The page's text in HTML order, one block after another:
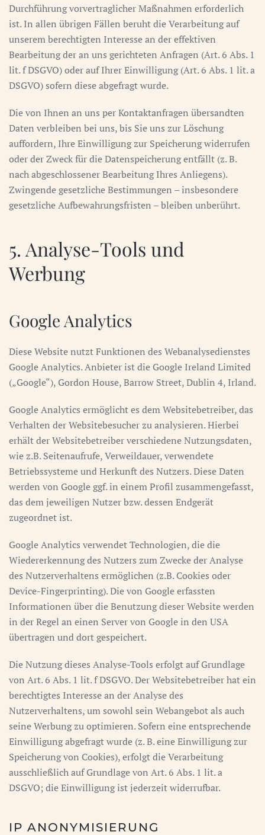
Durchführung vorvertraglicher Maßnahmen erforderlich
ist. In allen übrigen Fällen beruht die Verarbeitung auf
unserem berechtigten Interesse an der effektiven
Bearbeitung der an uns gerichteten Anfragen (Art. 6 Abs. 1
lit. f DSGVO) oder auf Ihrer Einwilligung (Art. 6 Abs. 1 lit. a
DSGVO) sofern diese abgefragt wurde.
Die von Ihnen an uns per Kontaktanfragen übersandten
Daten verbleiben bei uns, bis Sie uns zur Löschung
auffordern, Ihre Einwilligung zur Speicherung widerrufen
oder der Zweck für die Datenspeicherung entfällt (z. B.
nach abgeschlossener Bearbeitung Ihres Anliegens).
Zwingende gesetzliche Bestimmungen – insbesondere
gesetzliche Aufbewahrungsfristen – bleiben unberührt.
5. Analyse-Tools und
Werbung
Google Analytics
Diese Website nutzt Funktionen des Webanalysedienstes
Google Analytics. Anbieter ist die Google Ireland Limited
(„Google“), Gordon House, Barrow Street, Dublin 4, Irland.
Google Analytics ermöglicht es dem Websitebetreiber, das
Verhalten der Websitebesucher zu analysieren. Hierbei
erhält der Websitebetreiber verschiedene Nutzungsdaten,
wie z.B. Seitenaufrufe, Verweildauer, verwendete
Betriebssysteme und Herkunft des Nutzers. Diese Daten
werden von Google ggf. in einem Profil zusammengefasst,
das dem jeweiligen Nutzer bzw. dessen Endgerät
zugeordnet ist.
Google Analytics verwendet Technologien, die die
Wiedererkennung des Nutzers zum Zwecke der Analyse
des Nutzerverhaltens ermöglichen (z.B. Cookies oder
Device-Fingerprinting). Die von Google erfassten
Informationen über die Benutzung dieser Website werden
in der Regel an einen Server von Google in den USA
übertragen und dort gespeichert.
Die Nutzung dieses Analyse-Tools erfolgt auf Grundlage
von Art. 6 Abs. 1 lit. f DSGVO. Der Websitebetreiber hat ein
berechtigtes Interesse an der Analyse des
Nutzerverhaltens, um sowohl sein Webangebot als auch
seine Werbung zu optimieren. Sofern eine entsprechende
Einwilligung abgefragt wurde (z. B. eine Einwilligung zur
Speicherung von Cookies), erfolgt die Verarbeitung
ausschließlich auf Grundlage von Art. 6 Abs. 1 lit. a
DSGVO; die Einwilligung ist jederzeit widerrufbar.
IP ANONYMISIERUNG